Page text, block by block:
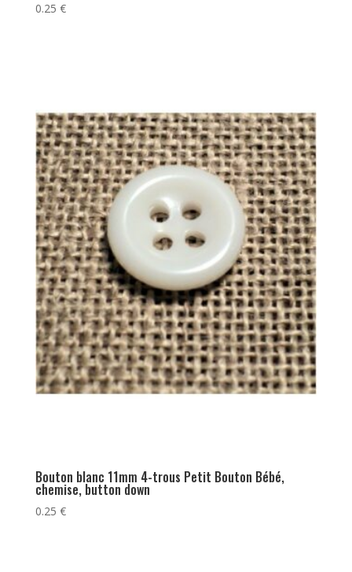
0.25 €
Bouton blanc 11mm 4-trous Petit Bouton Bébé,
chemise, button down
0.25 €